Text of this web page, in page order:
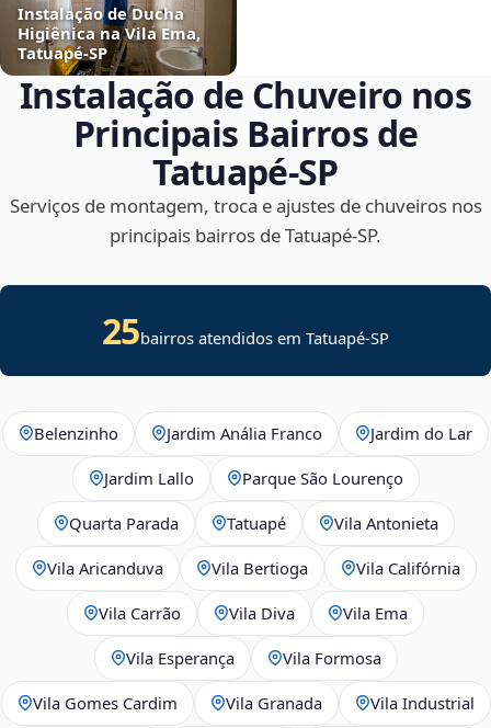
Instalação de Ducha
Higiênica na Vila Ema,
Tatuapé‑SP
Instalação de Chuveiro nos
Principais Bairros de
Tatuapé‑SP
Serviços de montagem, troca e ajustes de chuveiros nos
principais bairros de Tatuapé‑SP.
25bairros atendidos em Tatuapé-SP
Belenzinho Jardim Anália Franco Jardim do Lar
Jardim Lallo Parque São Lourenço
Quarta Parada Tatuapé Vila Antonieta
Vila Aricanduva Vila Bertioga Vila Califórnia
Vila Carrão Vila Diva Vila Ema
Vila Esperança Vila Formosa
Vila Gomes Cardim Vila Granada Vila Industrial